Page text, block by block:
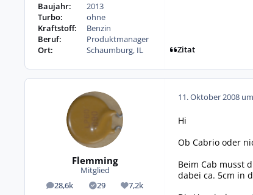
Baujahr:
2013
Turbo:
ohne
Kraftstoff:
Benzin
Beruf:
Produktmanager
Ort:
Schaumburg, IL Zitat
Flemming
Mitglied
28,6k
Beiträge 29
Lösungen7,2k
Reputation
11. Oktober 2008
Hi
Ob Cabrio oder
Beim Cab musst
dabei ca. 5cm in